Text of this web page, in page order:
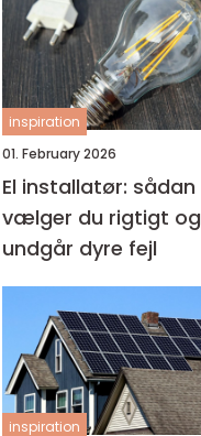
inspiration
01. February 2026
El installatør: sådan
vælger du rigtigt og
undgår dyre fejl
inspiration